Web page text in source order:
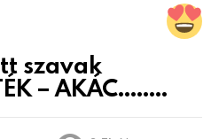
szavak
– AKÁC……..